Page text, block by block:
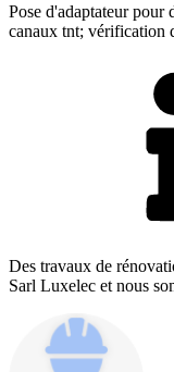
Pose d'adaptateur pour
canaux tnt; vérification
Des travaux de
Sarl Luxelec et nous